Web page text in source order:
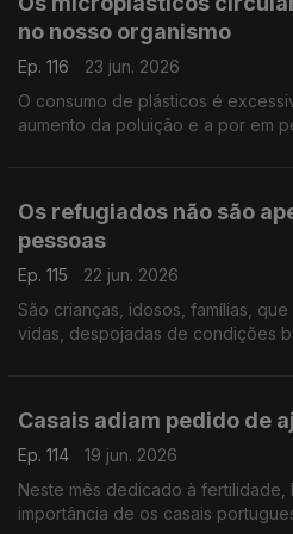
no nosso organismo
Ep. 116
23 jun. 2026
O consumo de plásticos é
aumento da poluição e a por em
Os refugiados não são
pessoas
Ep. 115
22 jun. 2026
São crianças, idosos, famílias,
vidas, despojadas de condições
Casais adiam pedido de
Ep. 114
19 jun. 2026
Neste mês dedicado à fertilidade,
importância de os casais